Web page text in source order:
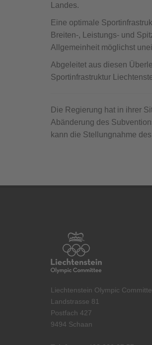
Landes.
Eine optimale
Breiten-, Leistungs- und
Allgemeinheit möglichst
Abgeleitet aus diesen
Sportinfrastruktur
Die Regierung hat in ihrer
Abänderung des
kann die Stellungnahme
Liechtenstein Olympic
Landstrasse 81
Postfach 427
9494 Schaan